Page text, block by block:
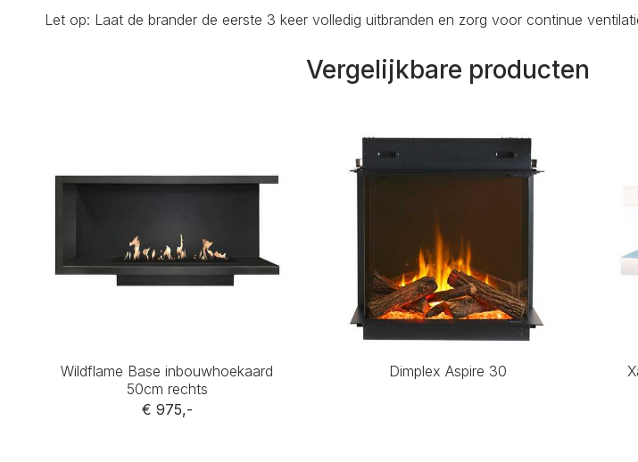
Let op: Laat de brander de eerste 3 keer volledig uitbranden en zorg voor continue
Vergelijkbare producten
Wildflame Base inbouwhoekaard
50cm rechts
€ 975,-
Dimplex Aspire 30